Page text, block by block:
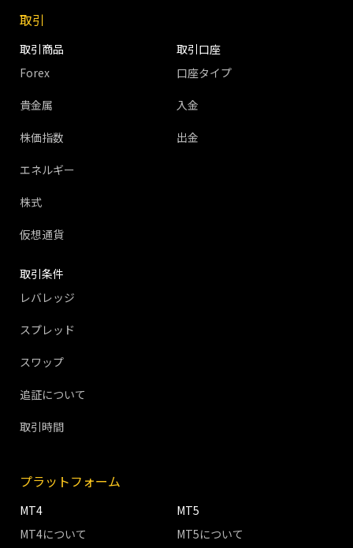
取引
取引商品
Forex
貴金属
株価指数
エネルギー
株式
仮想通貨
取引口座
口座タイプ
入金
出金
取引条件
レバレッジ
スプレッド
スワップ
追証について
取引時間
プラットフォーム
MT4
MT4について
MT5
MT5について